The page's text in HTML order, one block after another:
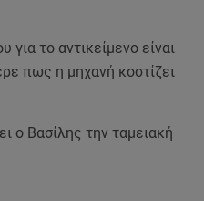
το αντικείμενο είναι
πως η μηχανή κοστίζει
ο Βασίλης την ταμειακή